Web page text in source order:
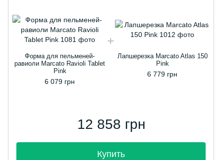
Форма для пельменей-
равиоли Marcato Ravioli Tablet
Pink
6 079 грн
Лапшерезка Marcato Atlas 150
Pink
6 779 грн
12 858 грн
Купить